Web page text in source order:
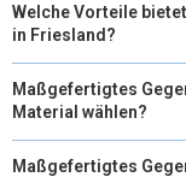
Welche Vorteile
in Friesland?
Maßgefertigtes
Material wählen?
Maßgefertigtes